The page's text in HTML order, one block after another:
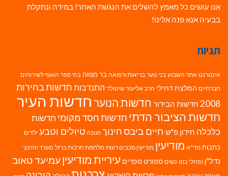
אנו עושים כל מאמץ להשלים את הנגשת האתר! במידה ונתקלת
בבעיה אנא פנה אלינו!
תגיות
אינטרנט אתר השבוע בני נוער בריאות ורפואה בר מצווה בתי ספר האגף לשירותים
חברתיים המלצת דתילי הרב אליעזר שינוולד התנדבות חדשות בחירות
2008 חדשות הבידור חדשות הנוערחדשות העיר
חדשות הציבור הדתי חדשות חסד מקומי חדשות
כלכלה חידון פ"ש חיים ביבסחינוך חנוכה טיולים וטבע ילדים
כתבות מד"א מודיעין מודיעין מכבים רעות מלחמת חרבות ברזל משרד החינוך
נדל"ן נפתלי בנט נשים ספורט ספרים עיריית מודיעין עמיעד טאוב